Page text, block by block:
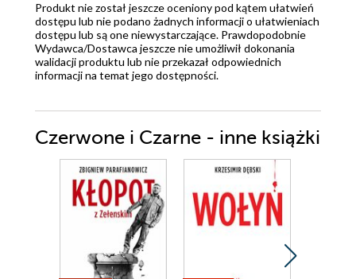
Produkt nie został jeszcze oceniony pod kątem ułatwień
dostępu lub nie podano żadnych informacji o ułatwieniach
dostępu lub są one niewystarczające. Prawdopodobnie
Wydawca/Dostawca jeszcze nie umożliwił dokonania
walidacji produktu lub nie przekazał odpowiednich
informacji na temat jego dostępności.
Czerwone i Czarne - inne książki